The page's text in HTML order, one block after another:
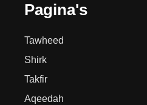
Pagina's
Tawheed
Shirk
Takfir
Aqeedah